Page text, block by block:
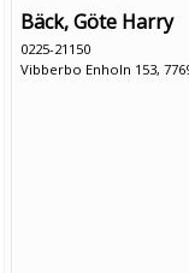
Bäck, Göte Harry
0225-21150
Vibberbo Enholn 153,